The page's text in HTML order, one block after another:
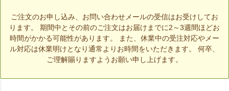
ご注文のお申し込み、お問い合わせメールの受信はお受けしてお
ります。 期間中とその前のご注文はお届けまでに2～3週間ほどお
時間がかかる可能性があります。 また、休業中の受注対応やメー
ル対応は休業明けとなり通常よりお時間をいただきます。 何卒、
ご理解賜りますようお願い申し上げます。